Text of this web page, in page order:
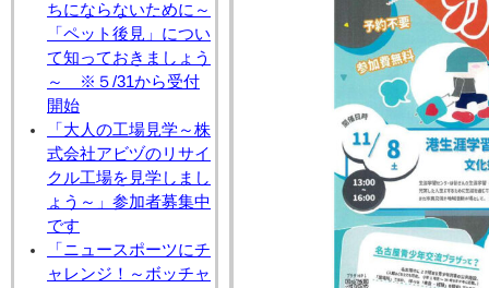
ちにならないために～
「ペット後見」につい
て知っておきましょう
～ ※５/31から受付
開始
「大人の工場見学～株
式会社アビヅのリサイ
クル工場を見学しまし
ょう～」参加者募集中
です
「ニュースポーツにチ
ャレンジ！～ボッチャ